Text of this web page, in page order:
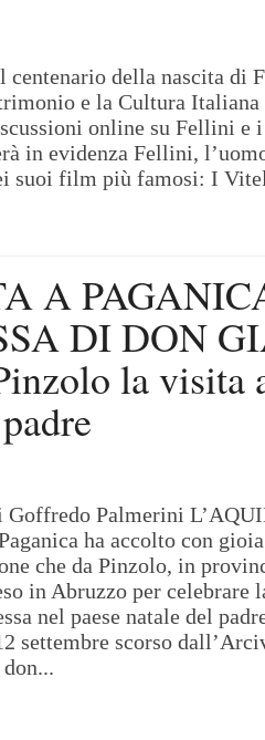
centenario della nascita di
e la Cultura
online su Fellini
in evidenza Fellini,
suoi film più famosi: I
A
DI DON
la visita
Goffredo Palmerini
ha accolto con
che da Pinzolo, in
in Abruzzo per celebrare
nel paese natale del
settembre scorso